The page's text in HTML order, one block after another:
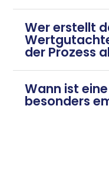
Wer erstellt
der Prozess
Wann ist
besonders